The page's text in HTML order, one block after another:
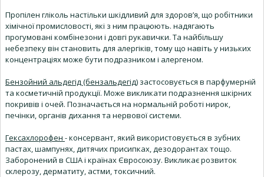
Пропілен гліколь настільки шкідливий для здоров’я, що робітники
хімічної промисловості, які з ним працюють. надягають
прогумовані комбінезони і довгі рукавички. Та найбільшу
небезпеку він становить для алергіків, тому що навіть у низьких
концентраціях може бути подразником і алергеном.
Бензойний альдегід (бензальдегід) застосовується в парфумерній
та косметичній продукції. Може викликати подразнення шкірних
покривів і очей. Позначається на нормальній роботі нирок,
печінки, органів дихання та нервової системи.
Гексахлорофен - консервант, який використовується в зубних
пастах, шампунях, дитячих присипках, дезодорантах тощо.
Заборонений в США і країнах Євросоюзу. Викликає розвиток
склерозу, дерматиту, астми, токсичний.